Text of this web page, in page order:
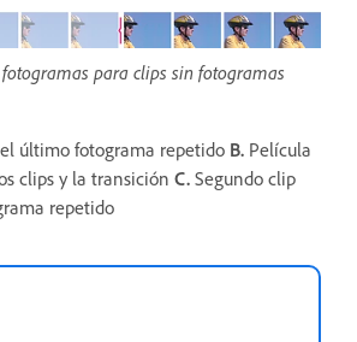
para clips sin fotogramas
último fotograma repetido B. Película
clips y la transición C. Segundo clip
repetido